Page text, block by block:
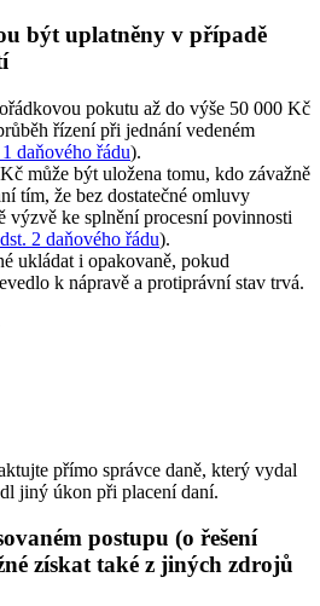
být uplatněny v případě
pokutu až do výše 50 000 Kč
řízení při jednání vedeném
daňového řádu).
může být uložena tomu, kdo závažně
tím, že bez dostatečné omluvy
výzvě ke splnění procesní povinnosti
2 daňového řádu).
ukládat i opakovaně, pokud
k nápravě a protiprávní stav trvá.
přímo správce daně, který vydal
jiný úkon při placení daní.
postupu (o řešení
získat také z jiných zdrojů